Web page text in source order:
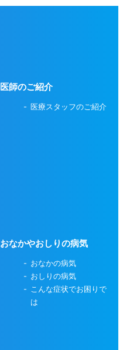
医師のご紹介
医療スタッフのご紹介
おなかやおしりの病気
おなかの病気
おしりの病気
こんな症状でお困りで
は